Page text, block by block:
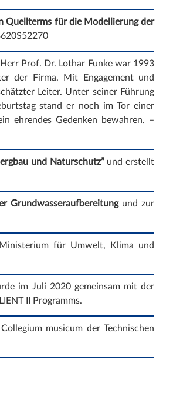
Quellterms für die Modellierung der
Prof. Dr. Lothar Funke war 1993
der Firma. Mit Engagement und
Leiter. Unter seiner Führung
stand er noch im Tor einer
ehrendes Gedenken bewahren. –
und Naturschutz”und erstellt
Grundwasseraufbereitungund zur
für Umwelt, Klima und
im Juli 2020 gemeinsam mit der
II Programms.
musicum der Technischen